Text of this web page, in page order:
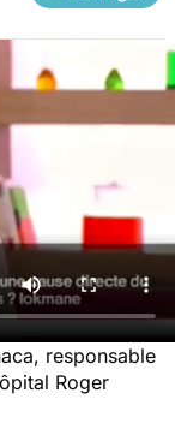
responsable
Roger